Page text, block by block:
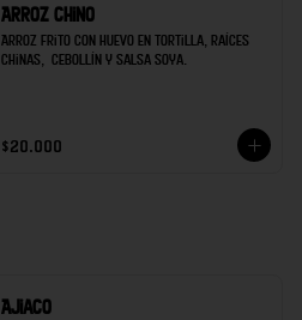
Arroz Chino
Arroz frito con huevo en tortilla, raíces
chinas,  cebollín y salsa soya.
$20.000
Ajiaco